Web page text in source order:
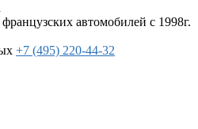
автомобилей с 1998г.
+7 (495) 220-44-32